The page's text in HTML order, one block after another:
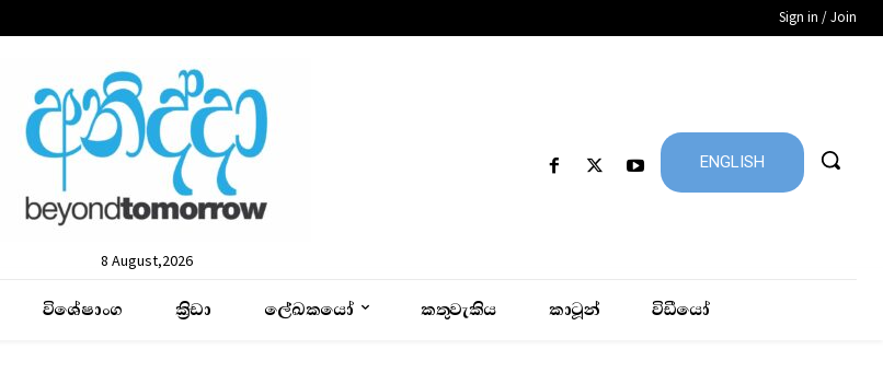
Sign in / Join
8 August,2026
ENGLISH
විශේෂාංග ක්‍රිඩා ලේඛකයෝ කතුවැකිය කාටූන් විඩීයෝ